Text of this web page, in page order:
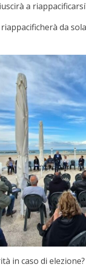
a
riappacificherà da
in caso di elezione?